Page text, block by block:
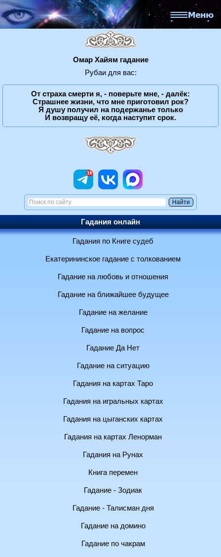
Омар Хайям гадание
Рубаи для вас:
От страха смерти я, - поверьте мне, - далёк:
Страшнее жизни, что мне приготовил рок?
Я душу получил на подержанье только
И возвращу её, когда наступит срок.
Гадания онлайн
Гадания по Книге судеб
Екатерининское гадание с толкованием
Гадание на любовь и отношения
Гадание на ближайшее будущее
Гадание на желание
Гадание на вопрос
Гадание Да Нет
Гадание на ситуацию
Гадания на картах Таро
Гадания на игральных картах
Гадания на цыганских картах
Гадания на картах Ленорман
Гадания на Рунах
Книга перемен
Гадание - Зодиак
Гадание - Талисман дня
Гадание на домино
Гадание по чакрам